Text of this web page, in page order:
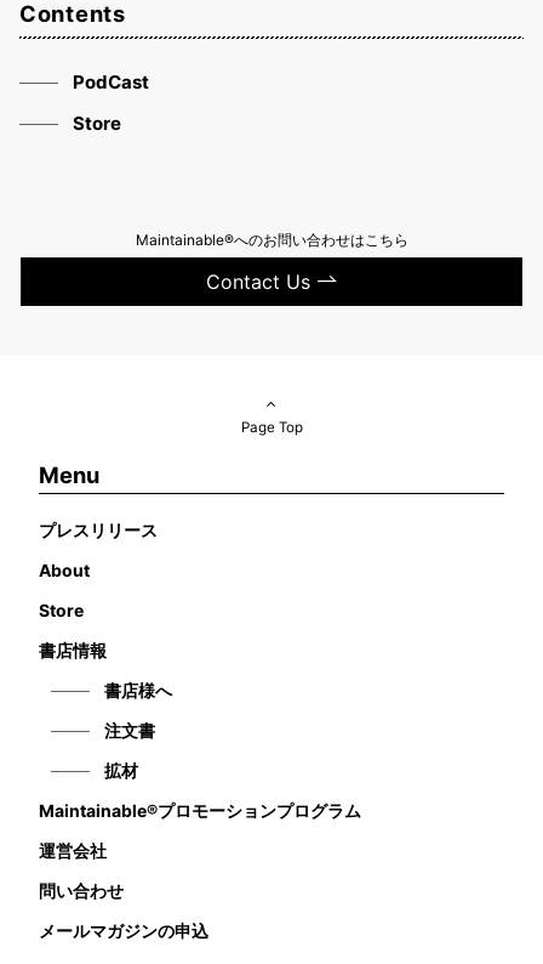
Contents
PodCast
Store
Maintainable®へのお問い合わせはこちら
Contact Us
Page Top
Menu
プレスリリース
About
Store
書店情報
書店様へ
注文書
拡材
Maintainable®プロモーションプログラム
運営会社
問い合わせ
メールマガジンの申込